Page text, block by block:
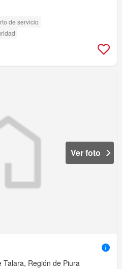
de servicio
Ver foto
Talara, Región de Piura